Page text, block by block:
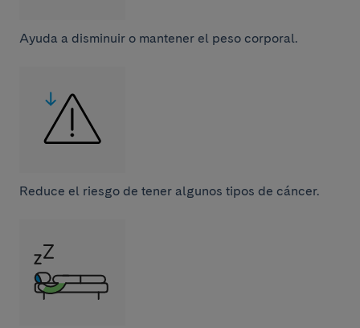
Ayuda a disminuir o mantener el peso corporal.
Reduce el riesgo de tener algunos tipos de cáncer.